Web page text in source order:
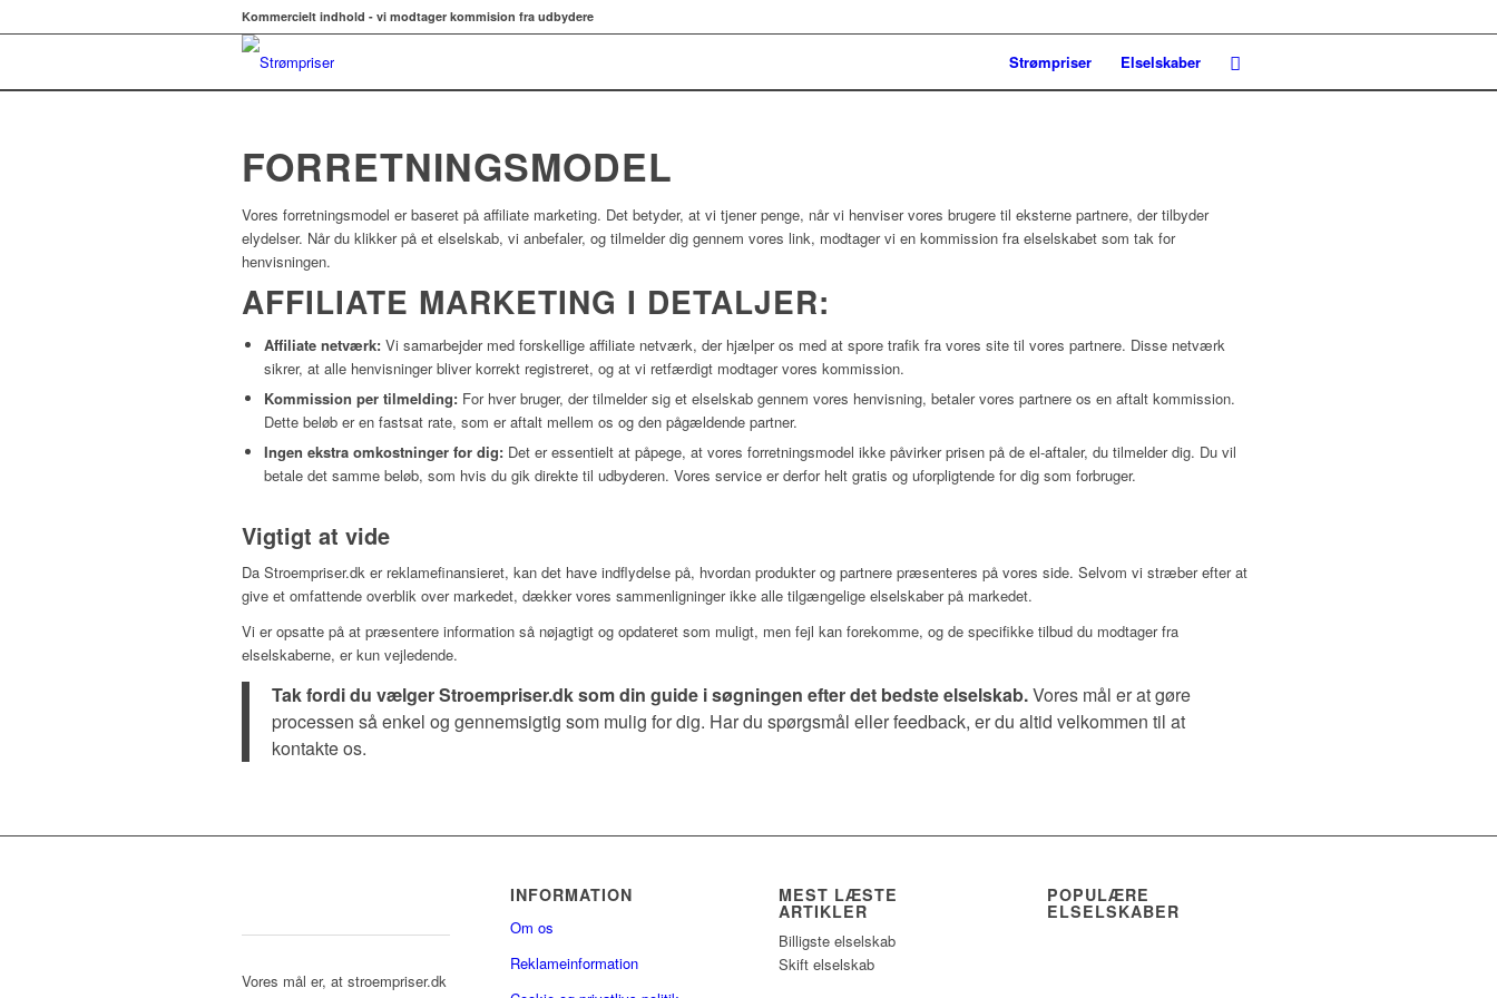
Kommercielt indhold - vi modtager kommision fra udbydere
Strømpriser Elselskaber
FORRETNINGSMODEL
Vores forretningsmodel er baseret på affiliate marketing. Det betyder, at vi tjener penge, når vi henviser vores brugere til eksterne partnere, der tilbyder
elydelser. Når du klikker på et elselskab, vi anbefaler, og tilmelder dig gennem vores link, modtager vi en kommission fra elselskabet som tak for
henvisningen.
AFFILIATE MARKETING I DETALJER:
Affiliate netværk: Vi samarbejder med forskellige affiliate netværk, der hjælper os med at spore trafik fra vores site til vores partnere. Disse netværk
sikrer, at alle henvisninger bliver korrekt registreret, og at vi retfærdigt modtager vores kommission.
Kommission per tilmelding: For hver bruger, der tilmelder sig et elselskab gennem vores henvisning, betaler vores partnere os en aftalt kommission.
Dette beløb er en fastsat rate, som er aftalt mellem os og den pågældende partner.
Ingen ekstra omkostninger for dig: Det er essentielt at påpege, at vores forretningsmodel ikke påvirker prisen på de el-aftaler, du tilmelder dig. Du vil
betale det samme beløb, som hvis du gik direkte til udbyderen. Vores service er derfor helt gratis og uforpligtende for dig som forbruger.
Vigtigt at vide
Da Stroempriser.dk er reklamefinansieret, kan det have indflydelse på, hvordan produkter og partnere præsenteres på vores side. Selvom vi stræber efter at
give et omfattende overblik over markedet, dækker vores sammenligninger ikke alle tilgængelige elselskaber på markedet.
Vi er opsatte på at præsentere information så nøjagtigt og opdateret som muligt, men fejl kan forekomme, og de specifikke tilbud du modtager fra
elselskaberne, er kun vejledende.
Tak fordi du vælger Stroempriser.dk som din guide i søgningen efter det bedste elselskab.Vores mål er at gøre
processen så enkel og gennemsigtig som mulig for dig. Har du spørgsmål eller feedback, er du altid velkommen til at
kontakte os.
Vores mål er, at stroempriser.dk
INFORMATION
Om os
Reklameinformation
MEST LÆSTE
ARTIKLER
Billigste elselskab
Skift elselskab
POPULÆRE
ELSELSKABER